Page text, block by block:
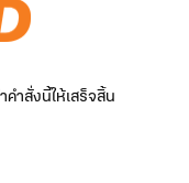
ำสั่งนี้ให้เสร็จสิ้น